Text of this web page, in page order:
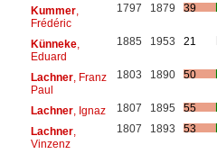
Kummer,
Frédéric
1797 1879 39
Künneke,
Eduard
1885 1953 21
Lachner, Franz
Paul
1803 1890 50
Lachner, Ignaz 1807 1895
55
Lachner,
Vinzenz
1807 1893 53